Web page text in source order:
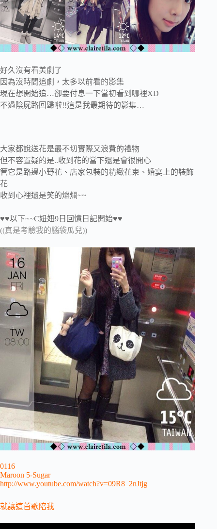
好久沒有看美劇了
因為沒時間追劇，太多以前看的影集
現在想開始追…卻要付息一下當初看到哪裡XD
不過陰屍路回歸啦!!這是我最期待的影集…
大家都說送花是最不切實際又浪費的禮物
但不容置疑的是..收到花的當下還是會很開心
管它是路邊小野花、店家包裝的精緻花束、婚宴上的裝飾
花
收到心裡還是笑的燦爛~~
♥♥以下~~C妞妞9日回憶日記開始♥♥
((真是考驗我的腦袋瓜兒))
0116
Maroon 5-Sugar
http://www.youtube.com/watch?v=09R8_2nJtjg
就讓這首歌陪我